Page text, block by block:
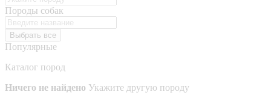
Породы собак
Выбрать все
Популярные
Каталог пород
Ничего не найдено Укажите другую породу